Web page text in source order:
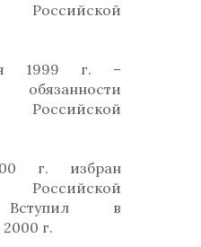
Российской
1999 г. –
г. избран
Российской
Вступил в
г.